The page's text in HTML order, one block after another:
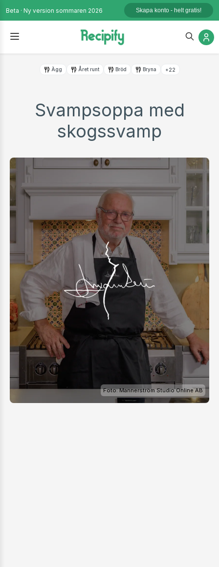
Beta · Ny version sommaren 2026 Skapa konto - helt gratis!
Ägg Året runt Bröd Bryna +22
Svampsoppa med
skogssvamp
Foto: Mannerström Studio Online AB